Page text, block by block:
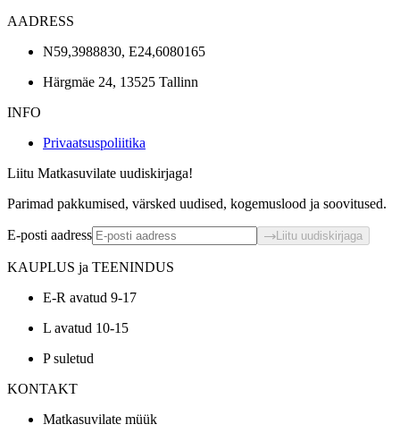
AADRESS
N59,3988830, E24,6080165
Härgmäe 24, 13525 Tallinn
INFO
Privaatsuspoliitika
Liitu Matkasuvilate uudiskirjaga!
Parimad pakkumised, värsked uudised, kogemuslood ja soovitused.
E-posti aadress Liitu uudiskirjaga
KAUPLUS ja TEENINDUS
E-R avatud 9-17
L avatud 10-15
P suletud
KONTAKT
Matkasuvilate müük